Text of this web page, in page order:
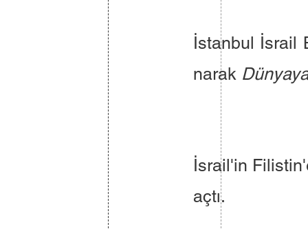
İstanbul İsrail
narak
İsrail'in
açtı.